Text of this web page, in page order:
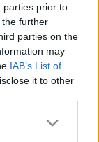
parties prior to
further
parties on the
may
IAB’s List of
it to other
more Google
közel két
ahová
lesz,
A
sokkal